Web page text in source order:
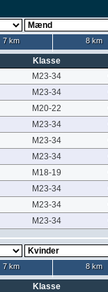
7 km 8 km
Klasse
M23-34
M23-34
M20-22
M23-34
M23-34
M23-34
M18-19
M23-34
M23-34
M23-34
7 km 8 km
Klasse